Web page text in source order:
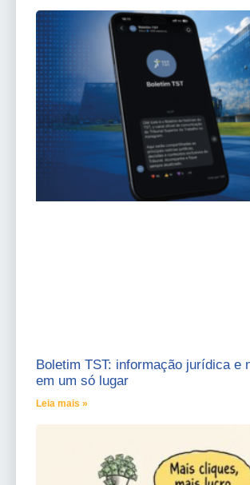
Boletim TST: informação jurídica e
em um só lugar
Leia mais »